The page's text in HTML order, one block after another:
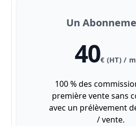
Un
40€ (HT) /
100 % des
première vente sans
avec un prélèvement
/ vente.